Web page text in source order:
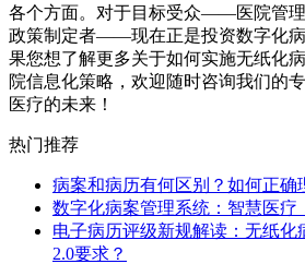
各个方面。对于目标受众——医院管
政策制定者——现在正是投资数字化
果您想了解更多关于如何实施无纸化
院信息化策略，欢迎随时咨询我们的
医疗的未来！
热门推荐
病案和病历有何区别？如何正确
数字化病案管理系统：智慧医疗
电子病历评级新规解读：无纸化
2.0要求？